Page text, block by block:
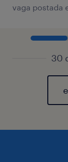
vaga postada
30